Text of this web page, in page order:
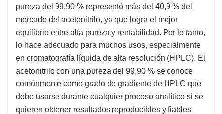
pureza del 99,90 % representó más del 40,9 % del
mercado del acetonitrilo, ya que logra el mejor
equilibrio entre alta pureza y rentabilidad. Por lo tanto,
lo hace adecuado para muchos usos, especialmente
en cromatografía líquida de alta resolución (HPLC). El
acetonitrilo con una pureza del 99,90 % se conoce
comúnmente como grado de gradiente de HPLC que
debe usarse durante cualquier proceso analítico si se
quieren obtener resultados reproducibles y fiables